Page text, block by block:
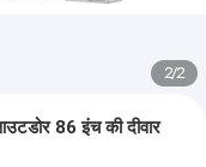
2/2
86 इंच की दीवार